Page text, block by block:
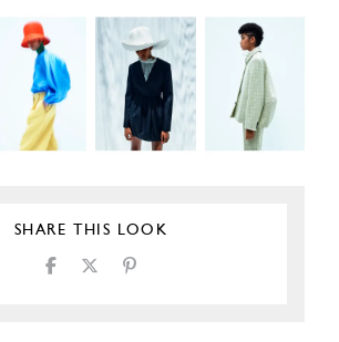
SHARE THIS LOOK